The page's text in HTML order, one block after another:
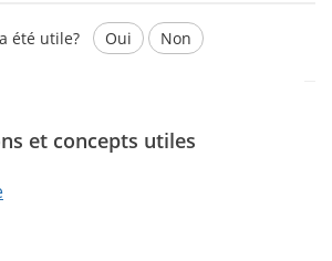
été utile? Oui Non
des informations erronées.
et concepts utiles